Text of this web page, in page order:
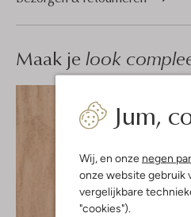
Jum,
Wij, en onze negen
onze website gebruik
vergelijkbare
"cookies").
Maak je look